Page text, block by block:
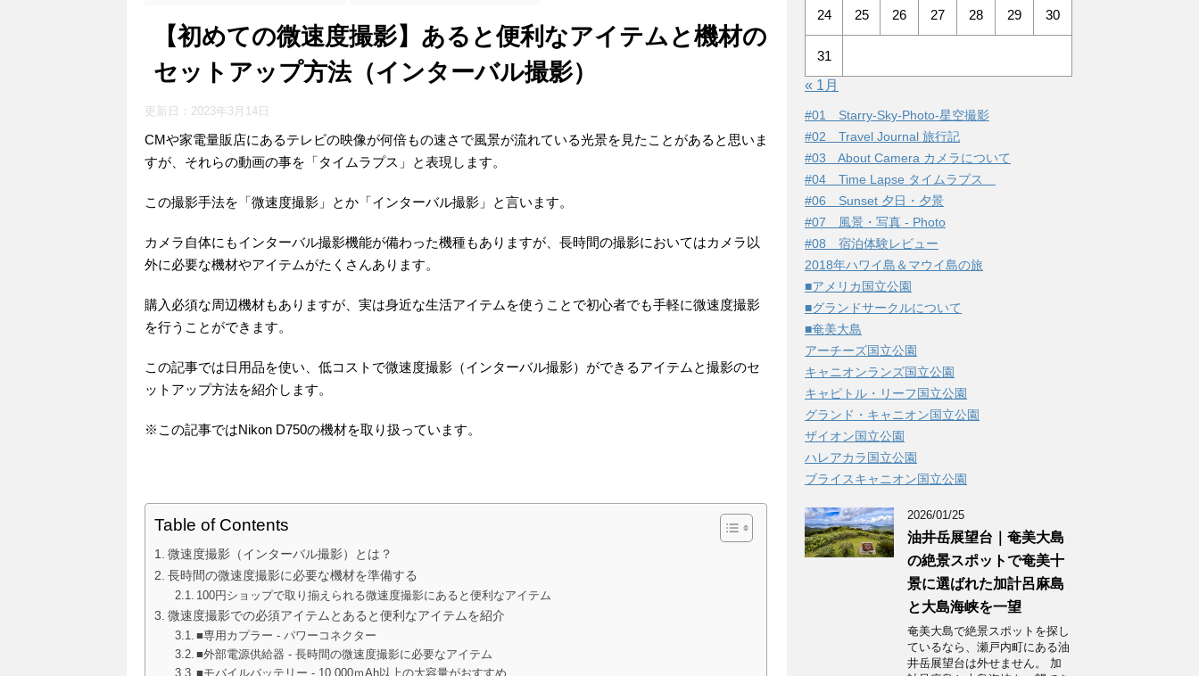
【初めての微速度撮影】あると便利なアイテムと機材の
セットアップ方法（インターバル撮影）
更新日： 2023年3月14日
CMや家電量販店にあるテレビの映像が何倍もの速さで風景が流れている光景を見たことがあると思いま
すが、それらの動画の事を「タイムラプス」と表現します。
この撮影手法を「微速度撮影」とか「インターバル撮影」と言います。
カメラ自体にもインターバル撮影機能が備わった機種もありますが、長時間の撮影においてはカメラ以
外に必要な機材やアイテムがたくさんあります。
購入必須な周辺機材もありますが、実は身近な生活アイテムを使うことで初心者でも手軽に微速度撮影
を行うことができます。
この記事では日用品を使い、低コストで微速度撮影（インターバル撮影）ができるアイテムと撮影のセ
ットアップ方法を紹介します。
※この記事ではNikon D750の機材を取り扱っています。
Table of Contents
微速度撮影（インターバル撮影）とは？
長時間の微速度撮影に必要な機材を準備する
100円ショップで取り揃えられる微速度撮影にあると便利なアイテム
微速度撮影での必須アイテムとあると便利なアイテムを紹介
■専用カプラー - パワーコネクター
■外部電源供給器 - 長時間の微速度撮影に必要なアイテム
■モバイルバッテリー - 10,000ｍAh以上の大容量がおすすめ
24 25 26 27 28 29 30
31
« 1月
#01 Starry-Sky-Photo-星空撮影
#02 Travel Journal 旅行記
#03 About Camera カメラについて
#04 Time Lapse タイムラプス
#06 Sunset 夕日・夕景
#07 風景・写真 - Photo
#08 宿泊体験レビュー
2018年ハワイ島＆マウイ島の旅
■アメリカ国立公園
■グランドサークルについて
■奄美大島
アーチーズ国立公園
キャニオンランズ国立公園
キャピトル・リーフ国立公園
グランド・キャニオン国立公園
ザイオン国立公園
ハレアカラ国立公園
ブライスキャニオン国立公園
2026/01/25
油井岳展望台｜奄美大島
の絶景スポットで奄美十
景に選ばれた加計呂麻島
と大島海峡を一望
奄美大島で絶景スポットを探し
ているなら、瀬戸内町にある油
井岳展望台は外せません。 加